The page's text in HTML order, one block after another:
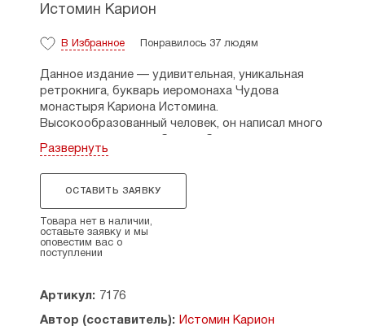
Истомин Карион
В Избранное Понравилось 37 людям
Данное издание — удивительная, уникальная
ретрокнига, букварь иеромонаха Чудова
монастыря Кариона Истомина.
Высокообразованный человек, он написал много
стихи, переводы с греческого языка и многое
другое. Его букварь с картинками стал своего
рода открытием в «жанре» учебника и даже
сейчас именно так и делается первый учебник
для детей. Верный своим нравственным
принципам, Карион Истомин рядом с каждой
буквой написал поучительный стих,
тексты духовного содержания — и потому
в книге много слов из религиозной жизни. Чтобы
Развернуть
ОСТАВИТЬ ЗАЯВКУ
Товара нет в наличии,
оставьте заявку и мы
оповестим вас о
поступлении
Артикул: 7176
Автор (составитель): Истомин Карион